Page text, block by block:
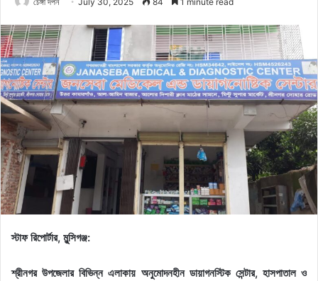
স্টাফ রিপোর্টার, মুন্সিগঞ্জ:
শ্রীনগর উপজেলার বিভিন্ন এলাকায় অনুমোদনহীন ডায়াগনস্টিক সেন্টার, হাসপাতাল ও